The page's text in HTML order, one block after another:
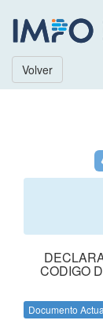
Volver
CODIGO
Documento